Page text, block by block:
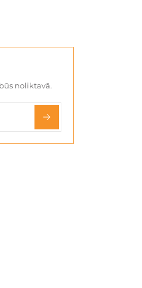
noliktavā.